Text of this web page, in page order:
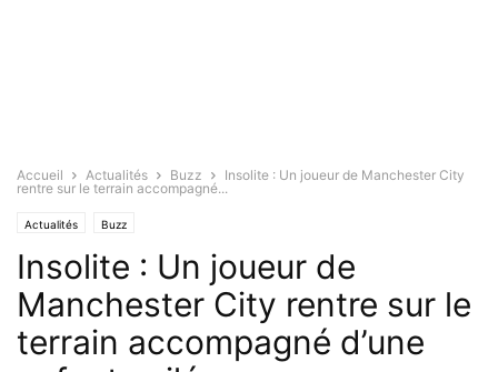
Accueil Actualités Buzz
Insolite : Un joueur de Manchester City
rentre sur le terrain accompagné...
Actualités Buzz
Insolite : Un joueur de
Manchester City rentre sur le
terrain accompagné d’une